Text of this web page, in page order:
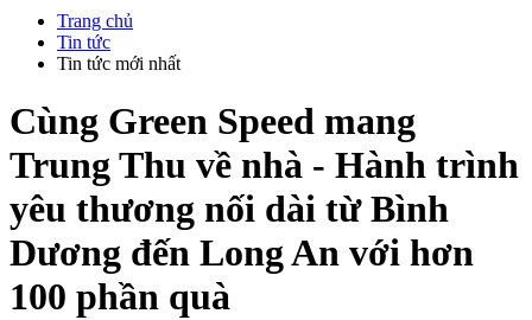
Trang chủ
Tin tức
Tin tức mới nhất
Cùng Green Speed mang
Trung Thu về nhà - Hành trình
yêu thương nối dài từ Bình
Dương đến Long An với hơn
100 phần quà